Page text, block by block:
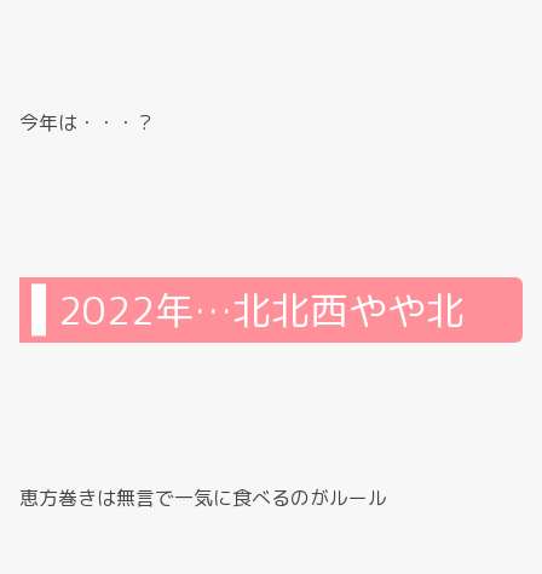
今年は・・・？
2022年…北北西やや北
恵方巻きは無言で一気に食べるのがルール